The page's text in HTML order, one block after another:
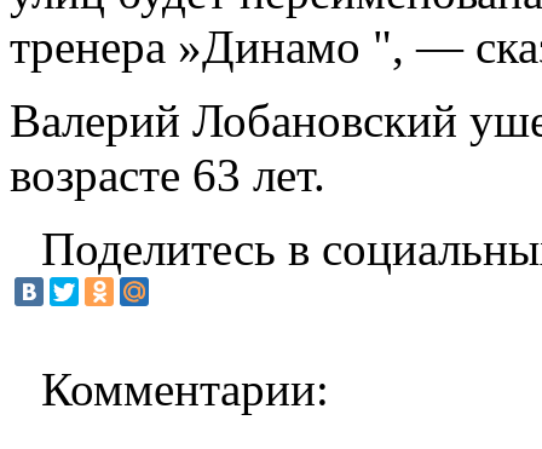
тренера »Динамо ", —
Валерий Лобановский
возрасте 63 лет.
Поделитесь в
Комментарии: